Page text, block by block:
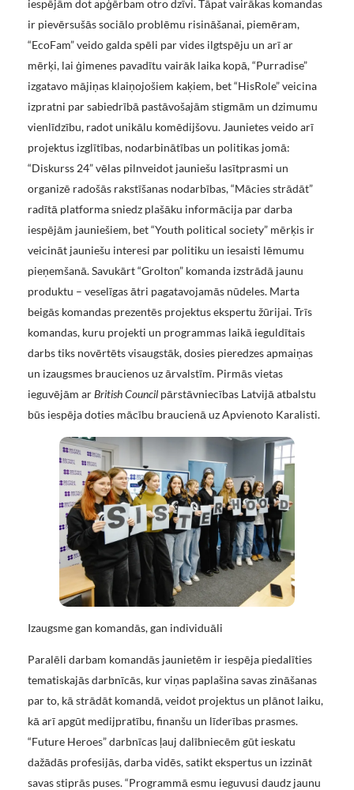
iespējām dot apģērbam otro dzīvi. Tāpat vairākas komandas
ir pievērsušās sociālo problēmu risināšanai, piemēram,
“EcoFam” veido galda spēli par vides ilgtspēju un arī ar
mērķi, lai ģimenes pavadītu vairāk laika kopā, “Purradise”
izgatavo mājiņas klaiņojošiem kaķiem, bet “HisRole” veicina
izpratni par sabiedrībā pastāvošajām stigmām un dzimumu
vienlīdzību, radot unikālu komēdijšovu. Jaunietes veido arī
projektus izglītības, nodarbinātības un politikas jomā:
“Diskurss 24” vēlas pilnveidot jauniešu lasītprasmi un
organizē radošās rakstīšanas nodarbības, “Mācies strādāt”
radītā platforma sniedz plašāku informācija par darba
iespējām jauniešiem, bet “Youth political society” mērķis ir
veicināt jauniešu interesi par politiku un iesaisti lēmumu
pieņemšanā. Savukārt “Grolton” komanda izstrādā jaunu
produktu – veselīgas ātri pagatavojamās nūdeles. Marta
beigās komandas prezentēs projektus ekspertu žūrijai. Trīs
komandas, kuru projekti un programmas laikā ieguldītais
darbs tiks novērtēts visaugstāk, dosies pieredzes apmaiņas
un izaugsmes braucienos uz ārvalstīm. Pirmās vietas
ieguvējām arBritish Council pārstāvniecības Latvijā atbalstu
būs iespēja doties mācību braucienā uz Apvienoto Karalisti.
Izaugsme gan komandās, gan individuāli
Paralēli darbam komandās jaunietēm ir iespēja piedalīties
tematiskajās darbnīcās, kur viņas paplašina savas zināšanas
par to, kā strādāt komandā, veidot projektus un plānot laiku,
kā arī apgūt medijpratību, finanšu un līderības prasmes.
“Future Heroes” darbnīcas ļauj dalībniecēm gūt ieskatu
dažādās profesijās, darba vidēs, satikt ekspertus un izzināt
savas stiprās puses. “Programmā esmu ieguvusi daudz jaunu